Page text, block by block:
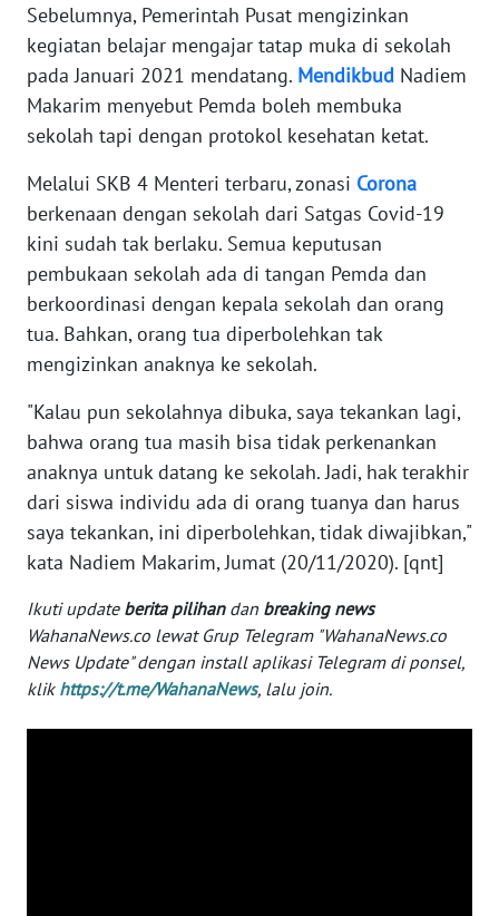
Sebelumnya, Pemerintah Pusat mengizinkan
kegiatan belajar mengajar tatap muka di sekolah
pada Januari 2021 mendatang. Mendikbud Nadiem
Makarim menyebut Pemda boleh membuka
sekolah tapi dengan protokol kesehatan ketat.
Melalui SKB 4 Menteri terbaru, zonasi Corona
berkenaan dengan sekolah dari Satgas Covid-19
kini sudah tak berlaku. Semua keputusan
pembukaan sekolah ada di tangan Pemda dan
berkoordinasi dengan kepala sekolah dan orang
tua. Bahkan, orang tua diperbolehkan tak
mengizinkan anaknya ke sekolah.
"Kalau pun sekolahnya dibuka, saya tekankan lagi,
bahwa orang tua masih bisa tidak perkenankan
anaknya untuk datang ke sekolah. Jadi, hak terakhir
dari siswa individu ada di orang tuanya dan harus
saya tekankan, ini diperbolehkan, tidak diwajibkan,"
kata Nadiem Makarim, Jumat (20/11/2020). [qnt]
Ikuti update berita pilihandan breaking news
WahanaNews.co lewat Grup Telegram "WahanaNews.co
News Update" dengan install aplikasi Telegram di ponsel,
klik https://t.me/WahanaNews, lalu join.
WN
NTT
WN
KEPRI
WN
PAPUA
WN
BARAT
WN
WN
SERAMBI
WN
JAMBI
WN
SULTRA
WN
NTB